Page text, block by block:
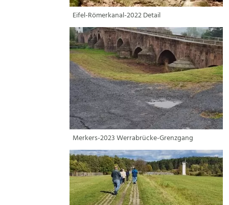
Eifel-Römerkanal-2022 Detail
Merkers-2023 Werrabrücke-Grenzgang